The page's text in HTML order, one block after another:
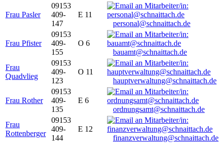
Frau Pasler
09153
409-
147
E 11
personal@schnaittach.de
Frau Pfister
09153
409-
155
O 6
bauamt@schnaittach.de
Frau
Quadvlieg
09153
409-
123
O 11
hauptverwaltung@schnaittach.de
Frau Rother
09153
409-
135
E 6
ordnungsamt@schnaittach.de
Frau
Rottenberger
09153
409-
144
E 12
finanzverwaltung@schnaittach.de